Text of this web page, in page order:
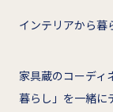
インテリアから暮
家具蔵のコーディ
暮らし」を一緒に